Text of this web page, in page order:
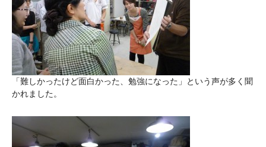
「難しかったけど面白かった、勉強になった」という声が多く聞
かれました。